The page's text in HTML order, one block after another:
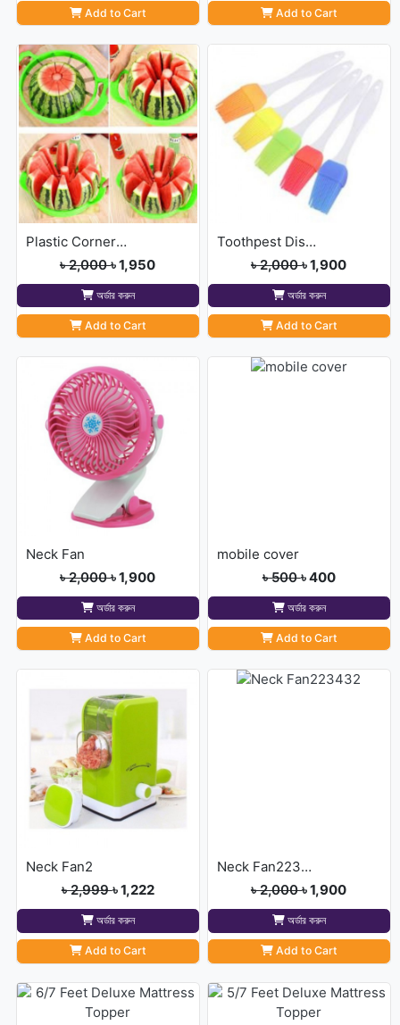
Add to Cart Add to Cart
Plastic Corner Triangle
৳ 2,000৳ 1,950
অর্ডার করুন
Add to Cart
Toothpest Dispenser With
৳ 2,000৳ 1,900
অর্ডার করুন
Add to Cart
Neck Fan
৳ 2,000৳ 1,900
অর্ডার করুন
Add to Cart
mobile cover
৳ 500৳ 400
অর্ডার করুন
Add to Cart
Neck Fan2
৳ 2,999৳ 1,222
অর্ডার করুন
Add to Cart
Neck Fan223432
৳ 2,000৳ 1,900
অর্ডার করুন
Add to Cart